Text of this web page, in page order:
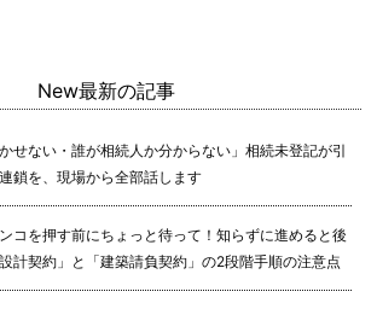
New最新の記事
せない・誰が相続人か分からない」相続未登記が引
鎖を、現場から全部話します
ンコを押す前にちょっと待って！知らずに進めると後
計契約」と「建築請負契約」の2段階手順の注意点